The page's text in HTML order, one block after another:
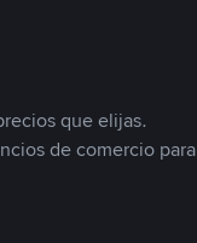
que elijas.
de comercio para